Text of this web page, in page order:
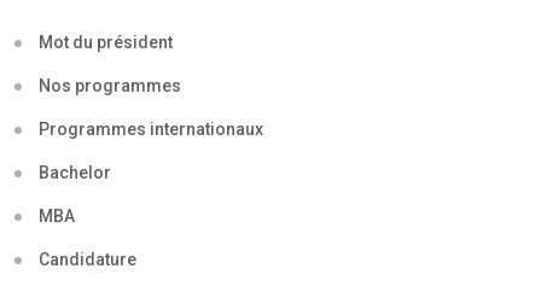
Mot du président
Nos programmes
Programmes internationaux
Bachelor
MBA
Candidature